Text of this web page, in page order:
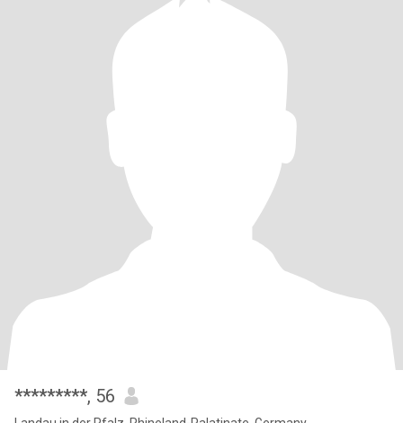
*********, 56